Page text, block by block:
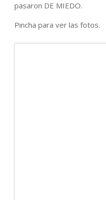
pasaron DE MIEDO.
Pincha para ver las fotos.